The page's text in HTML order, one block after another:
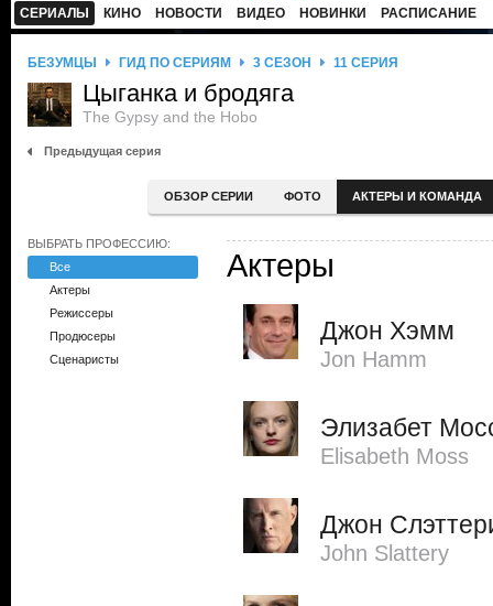
СЕРИАЛЫ КИНО НОВОСТИ ВИДЕО НОВИНКИ РАСПИСАНИЕ
БЕЗУМЦЫ ГИД ПО СЕРИЯМ 3 СЕЗОН 11 СЕРИЯ
Цыганка и бродяга
The Gypsy and the Hobo
Предыдущая серия
ОБЗОР СЕРИИ ФОТО АКТЕРЫ И КОМАНДА
ВЫБРАТЬ ПРОФЕССИЮ:
Все
Актеры
Режиссеры
Продюсеры
Сценаристы
Актеры
Джон Хэмм
Jon Hamm
Элизабет
Elisabeth Moss
Джон
John Slattery